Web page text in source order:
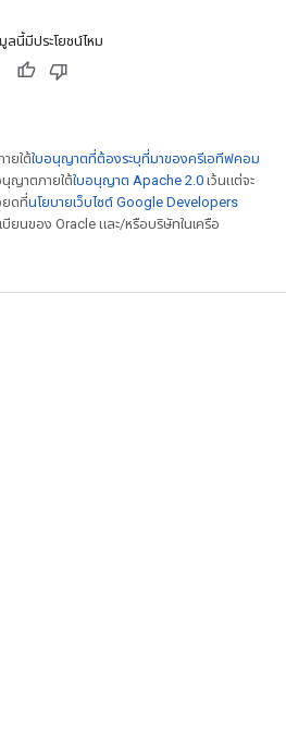
ลนี้มีประโยชน์ไหม
ยใต้ใบอนุญาตที่ต้องระบุที่มาของครีเอทีฟคอม
นุญาตภายใต้ใบอนุญาต Apache 2.0 เว้นแต่จะ
ยดที่นโยบายเว็บไซต์ Google Developers
บียนของ Oracle และ/หรือบริษัทในเครือ